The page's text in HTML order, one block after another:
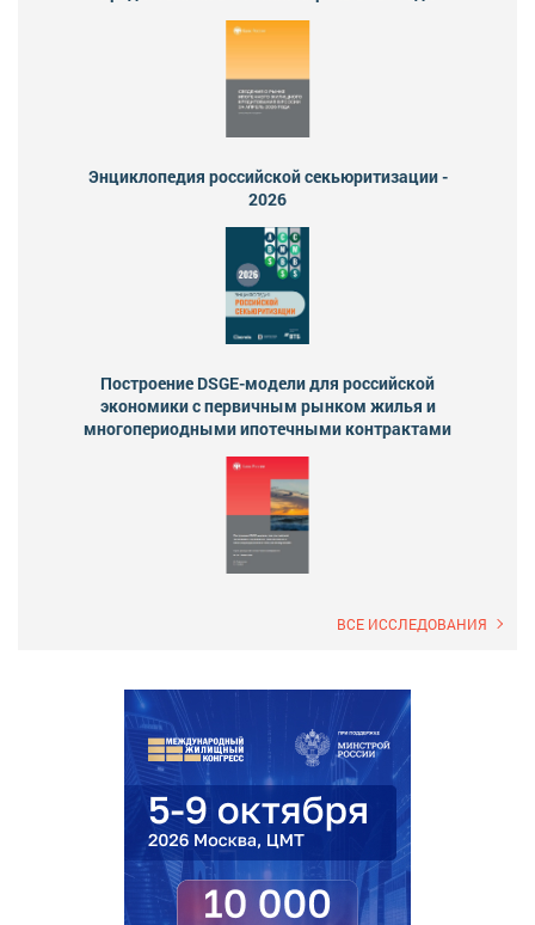
Энциклопедия российской секьюритизации -
2026
Построение DSGE-модели для российской
экономики с первичным рынком жилья и
многопериодными ипотечными контрактами
ВСЕ ИССЛЕДОВАНИЯ